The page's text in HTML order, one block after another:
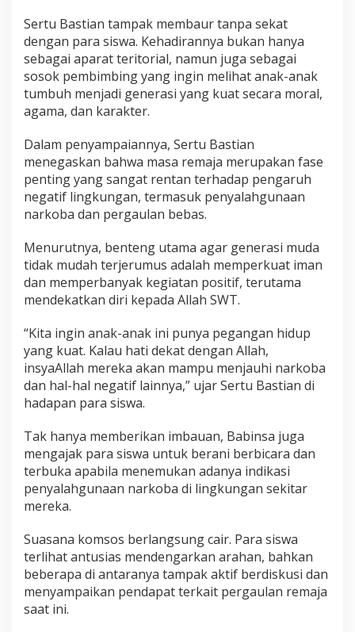
a
d
a
P
e
l
a
a
r
d
i
B
E
T
Sertu Bastian tampak membaur tanpa sekat
dengan para siswa. Kehadirannya bukan hanya
sebagai aparat teritorial, namun juga sebagai
sosok pembimbing yang ingin melihat anak-anak
tumbuh menjadi generasi yang kuat secara moral,
agama, dan karakter.
Dalam penyampaiannya, Sertu Bastian
menegaskan bahwa masa remaja merupakan fase
penting yang sangat rentan terhadap pengaruh
negatif lingkungan, termasuk penyalahgunaan
narkoba dan pergaulan bebas.
Menurutnya, benteng utama agar generasi muda
tidak mudah terjerumus adalah memperkuat iman
dan memperbanyak kegiatan positif, terutama
mendekatkan diri kepada Allah SWT.
“Kita ingin anak-anak ini punya pegangan hidup
yang kuat. Kalau hati dekat dengan Allah,
insyaAllah mereka akan mampu menjauhi narkoba
dan hal-hal negatif lainnya,” ujar Sertu Bastian di
hadapan para siswa.
Tak hanya memberikan imbauan, Babinsa juga
mengajak para siswa untuk berani berbicara dan
terbuka apabila menemukan adanya indikasi
penyalahgunaan narkoba di lingkungan sekitar
mereka.
Suasana komsos berlangsung cair. Para siswa
terlihat antusias mendengarkan arahan, bahkan
beberapa di antaranya tampak aktif berdiskusi dan
menyampaikan pendapat terkait pergaulan remaja
saat ini.